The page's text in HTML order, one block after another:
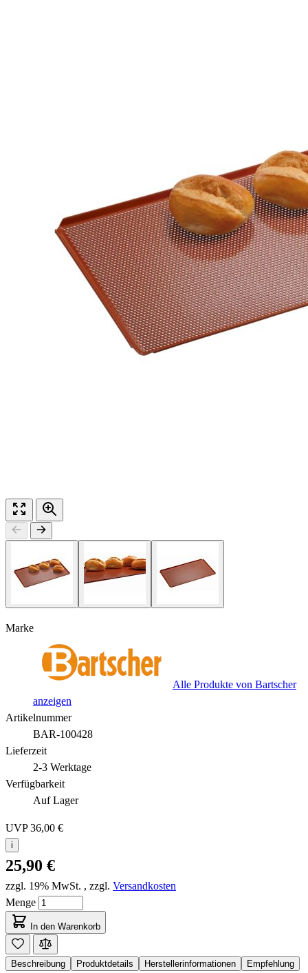
Marke
Alle Produkte von Bartscher
anzeigen
Artikelnummer
BAR-100428
Lieferzeit
2-3 Werktage
Verfügbarkeit
Auf Lager
UVP36,00 €
i
25,90 €
zzgl. 19% MwSt. , zzgl. Versandkosten
Menge
In den Warenkorb
Beschreibung Produktdetails Herstellerinformationen Empfehlung